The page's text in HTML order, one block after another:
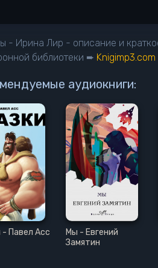
- Ирина Лир - описание и
библиотеки ➨ Knigimp3.com
аудиокниги:
- Павел Асс
Мы - Евгений
Замятин